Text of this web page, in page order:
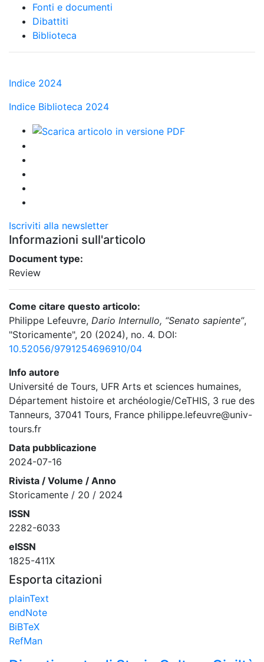
Fonti e documenti
Dibattiti
Biblioteca
Indice 2024
Indice Biblioteca 2024
Iscriviti alla newsletter
Informazioni sull'articolo
Document type:
Review
Come citare questo articolo:
Philippe Lefeuvre, Dario Internullo, “Senato sapiente”,
"Storicamente", 20 (2024), no. 4. DOI:
10.52056/9791254696910/04
Info autore
Université de Tours, UFR Arts et sciences humaines,
Département histoire et archéologie/CeTHIS, 3 rue des
Tanneurs, 37041 Tours, France philippe.lefeuvre@univ-
tours.fr
Data pubblicazione
2024-07-16
Rivista / Volume / Anno
Storicamente / 20 / 2024
ISSN
2282-6033
eISSN
1825-411X
Esporta citazioni
plainText
endNote
BiBTeX
RefMan